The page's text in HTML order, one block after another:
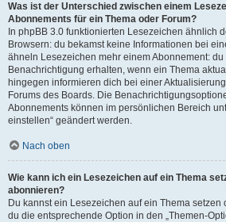
Was ist der Unterschied zwischen einem
Abonnements für ein Thema oder Forum?
In phpBB 3.0 funktionierten Lesezeichen ähnlich
Browsern: du bekamst keine Informationen bei
ähneln Lesezeichen mehr einem Abonnement: du
Benachrichtigung erhalten, wenn ein Thema
hingegen informieren dich bei einer
Forums des Boards. Die
Abonnements können im persönlichen Bereich
einstellen“ geändert werden.
Nach oben
Wie kann ich ein Lesezeichen auf ein Thema
abonnieren?
Du kannst ein Lesezeichen auf ein Thema
du die entsprechende Option in den „Themen-